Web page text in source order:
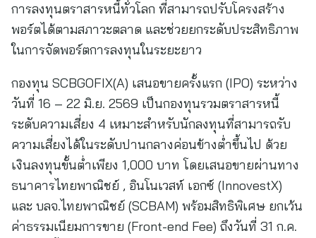
การลงทุนตราสารหนี้ทั่วโลก ที่สามารถปรับโครงสร้าง
พอร์ตได้ตามสภาวะตลาด และช่วยยกระดับประสิทธิภาพ
ในการจัดพอร์ตการลงทุนในระยะยาว
กองทุน SCBGOFIX(A) เสนอขายครั้งแรก (IPO) ระหว่าง
วันที่ 16 – 22 มิ.ย. 2569 เป็นกองทุนรวมตราสารหนี้
ระดับความเสี่ยง 4 เหมาะสำหรับนักลงทุนที่สามารถรับ
ความเสี่ยงได้ในระดับปานกลางค่อนข้างต่ำขึ้นไป ด้วย
เงินลงทุนขั้นต่ำเพียง 1,000 บาท โดยเสนอขายผ่านทาง
ธนาคารไทยพาณิชย์ , อินโนเวสท์ เอกซ์ (InnovestX)
และ บลจ.ไทยพาณิชย์ (SCBAM) พร้อมสิทธิพิเศษ ยกเว้น
ค่าธรรมเนียมการขาย (Front-end Fee) ถึงวันที่ 31 ก.ค.